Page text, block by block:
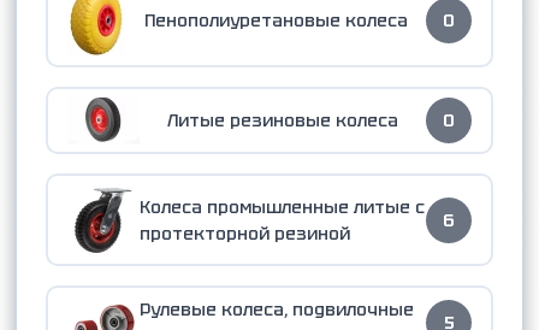
Пенополиуретановые колеса 0
Литые резиновые колеса 0
Колеса промышленные литые с
протекторной резиной
6
Рулевые колеса, подвилочные
5